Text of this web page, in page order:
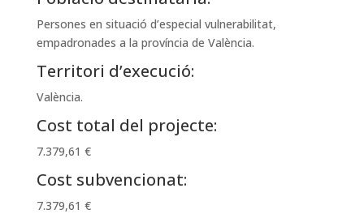
Persones en situació d’especial vulnerabilitat,
empadronades a la província de València.
Territori d’execució:
València.
Cost total del projecte:
7.379,61 €
Cost subvencionat:
7.379,61 €